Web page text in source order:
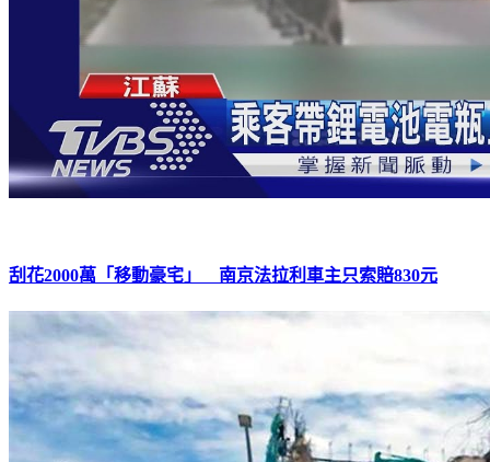
刮花2000萬「移動豪宅」 南京法拉利車主只索賠830元